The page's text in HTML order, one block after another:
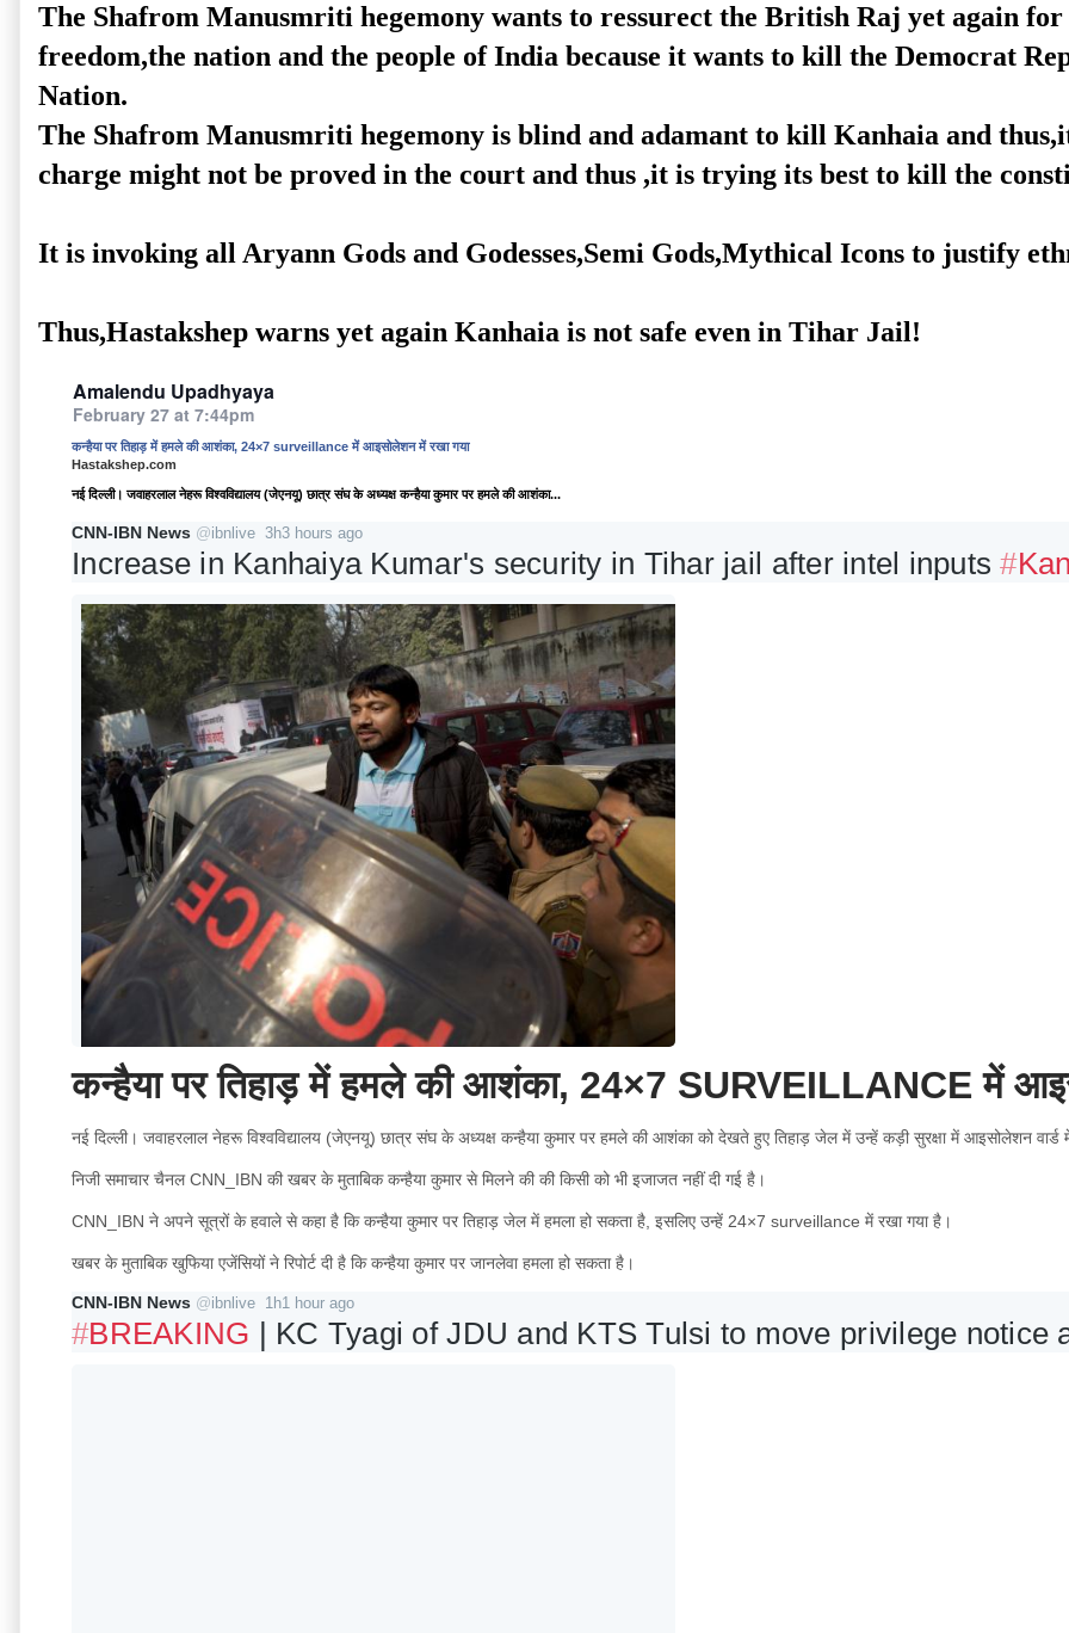
The Shafrom Manusmriti hegemony wants to ressurect the British Raj yet again
freedom,the nation and the people of India because it wants to kill the Democrat
Nation.
The Shafrom Manusmriti hegemony is blind and adamant to kill Kanhaia and
charge might not be proved in the court and thus ,it is trying its best to kill the
It is invoking all Aryann Gods and Godesses,Semi Gods,Mythical Icons to justify
Thus,Hastakshep warns yet again Kanhaia is not safe even in Tihar Jail!
Amalendu Upadhyaya
February 27 at 7:44pm
कन्हैया पर तिहाड़ में हमले की आशंका, 24×7 surveillance में आइसोलेशन में रखा गया
Hastakshep.com
नई दिल्ली। जवाहरलाल नेहरू विश्वविद्यालय (जेएनयू) छात्र संघ के अध्यक्ष कन्हैया कुमार पर हमले की आशंका...
CNN-IBN News @ibnlive 3h3 hours ago
Increase in Kanhaiya Kumar's security in Tihar jail after intel inputs #
कन्हैया पर तिहाड़ में हमले की आशंका, 24×7 SURVEILLANCE में
नई दिल्ली। जवाहरलाल नेहरू विश्वविद्यालय (जेएनयू) छात्र संघ के अध्यक्ष कन्हैया कुमार पर हमले की आशंका को देखते हुए तिहाड़ जेल में उन्हें कड़ी सुरक्षा में आइसोलेशन वार्ड
निजी समाचार चैनल CNN_IBN की खबर के मुताबिक कन्हैया कुमार से मिलने की की किसी को भी इजाजत नहीं दी गई है।
CNN_IBN ने अपने सूत्रों के हवाले से कहा है कि कन्हैया कुमार पर तिहाड़ जेल में हमला हो सकता है, इसलिए उन्हें 24×7 surveillance में रखा गया है।
खबर के मुताबिक खुफिया एजेंसियों ने रिपोर्ट दी है कि कन्हैया कुमार पर जानलेवा हमला हो सकता है।
CNN-IBN News @ibnlive 1h1 hour ago
#BREAKING | KC Tyagi of JDU and KTS Tulsi to move privilege notice